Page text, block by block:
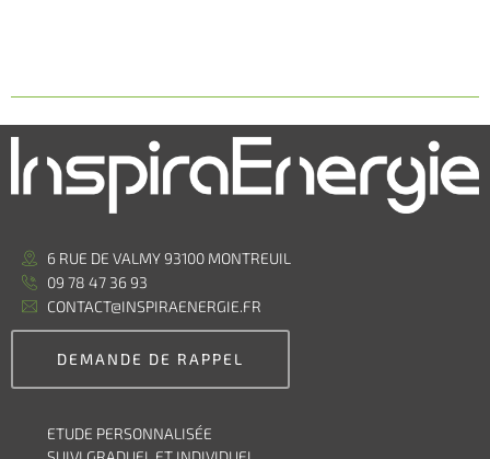
6 RUE DE VALMY 93100 MONTREUIL
09 78 47 36 93
CONTACT@INSPIRAENERGIE.FR
DEMANDE DE RAPPEL
ETUDE PERSONNALISÉE